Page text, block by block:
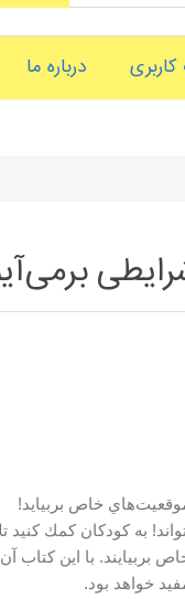
درباره ما
خاص بربيايد!
به كودكان كمك
با اين كتاب
خواهد بود.